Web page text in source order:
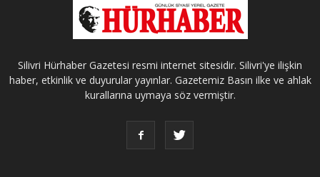
Silivri Hürhaber Gazetesi resmi internet sitesidir. Silivri'ye ilişkin
haber, etkinlik ve duyurular yayınlar. Gazetemiz Basın ilke ve ahlak
kurallarına uymaya söz vermiştir.